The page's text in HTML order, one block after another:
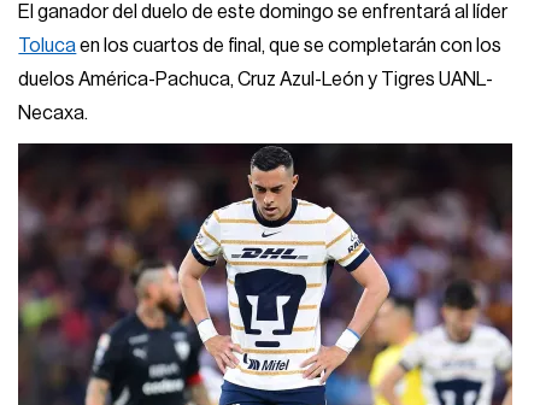
El ganador del duelo de este domingo se enfrentará al líder
Tolucaen los cuartos de final, que se completarán con los
duelos América-Pachuca, Cruz Azul-León y Tigres UANL-
Necaxa.